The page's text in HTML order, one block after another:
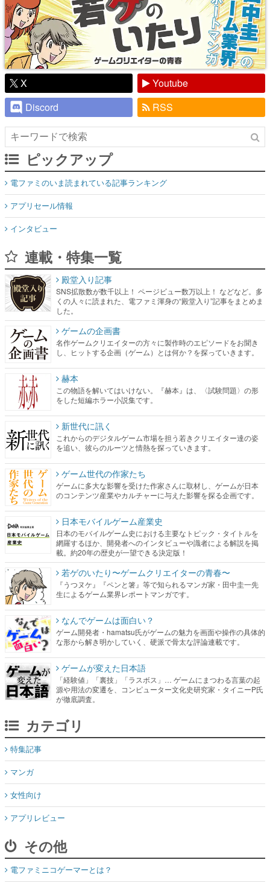
X
Youtube
Discord
RSS
ピックアップ
電ファミのいま読まれている記事ランキング
アプリセール情報
インタビュー
連載・特集一覧
殿堂入り記事
SNS拡散数が数千以上！ ページビュー数万以上！ などなど。多
くの人々に読まれた、電ファミ渾身の“殿堂入り”記事をまとめま
した。
ゲームの企画書
名作ゲームクリエイターの方々に製作時のエピソードをお聞き
し、ヒットする企画（ゲーム）とは何か？を探っていきます。
赫本
この物語を解いてはいけない。『赫本』は、〈試験問題〉の形
をした短編ホラー小説集です。
新世代に訊く
これからのデジタルゲーム市場を担う若きクリエイター達の姿
を追い、彼らのルーツと情熱を探っていきます。
ゲーム世代の作家たち
ゲームに多大な影響を受けた作家さんに取材し、ゲームが日本
のコンテンツ産業やカルチャーに与えた影響を探る企画です。
日本モバイルゲーム産業史
日本のモバイルゲーム史における主要なトピック・タイトルを
網羅するほか、開発者へのインタビューや識者による解説を掲
載。約20年の歴史が一望できる決定版！
若ゲのいたり〜ゲームクリエイターの青春〜
『うつヌケ』『ペンと箸』等で知られるマンガ家・田中圭一先
生によるゲーム業界レポートマンガです。
なんでゲームは面白い？
ゲーム開発者・hamatsu氏がゲームの魅力を画面や操作の具体的
な形から解き明かしていく、硬派で骨太な評論連載です。
ゲームが変えた日本語
「経験値」「裏技」「ラスボス」… ゲームにまつわる言葉の起
源や用法の変遷を、コンピューター文化史研究家・タイニーP氏
が徹底調査。
カテゴリ
特集記事
マンガ
女性向け
アプリレビュー
その他
電ファミニコゲーマーとは？